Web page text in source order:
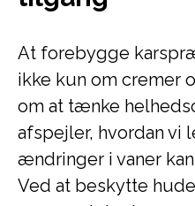
At forebygge
ikke kun om cremer
om at tænke
afspejler, hvordan vi
ændringer i vaner
Ved at beskytte